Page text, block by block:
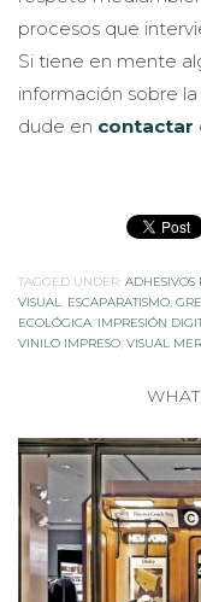
procesos que
Si tiene en mente
información sobre la
dude en contactar
TAGGED UNDER: ADHESIVOS
VISUAL
ESCAPARATISMO
ECOLÓGICA IMPRESIÓN
VINILO IMPRESO VISUAL